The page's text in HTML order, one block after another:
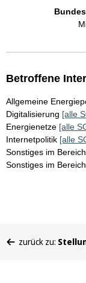
Betroffene
Allgemeine
Digitalisierung [alle
Energienetze [alle
Internetpolitik [alle
Sonstiges im
Sonstiges im
befinden
zurück zu: